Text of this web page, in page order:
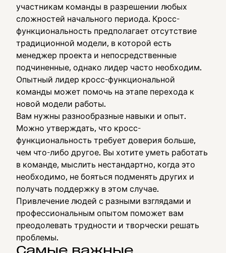
участникам команды в разрешении любых
сложностей начального периода. Кросс-
функциональность предполагает отсутствие
традиционной модели, в которой есть
менеджер проекта и непосредственные
подчиненные, однако лидер часто необходим.
Опытный лидер кросс-функциональной
команды может помочь на этапе перехода к
новой модели работы.
Вам нужны разнообразные навыки и опыт.
Можно утверждать, что кросс-
функциональность требует доверия больше,
чем что-либо другое. Вы хотите уметь работать
в команде, мыслить нестандартно, когда это
необходимо, не бояться подменять других и
получать поддержку в этом случае.
Привлечение людей с разными взглядами и
профессиональным опытом поможет вам
преодолевать трудности и творчески решать
проблемы.